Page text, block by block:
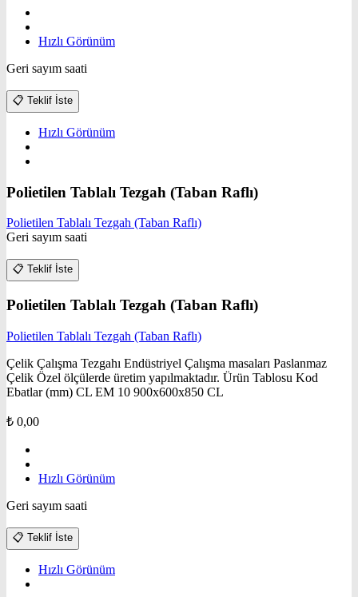
Hızlı Görünüm
Geri sayım saati
📋 Teklif İste
Hızlı Görünüm
Polietilen Tablalı Tezgah (Taban Raflı)
Polietilen Tablalı Tezgah (Taban Raflı)
Geri sayım saati
📋 Teklif İste
Polietilen Tablalı Tezgah (Taban Raflı)
Polietilen Tablalı Tezgah (Taban Raflı)
Çelik Çalışma Tezgahı Endüstriyel Çalışma masaları Paslanmaz
Çelik Özel ölçülerde üretim yapılmaktadır. Ürün Tablosu Kod
Ebatlar (mm) CL EM 10 900x600x850 CL
₺ 0,00
Hızlı Görünüm
Geri sayım saati
📋 Teklif İste
Hızlı Görünüm